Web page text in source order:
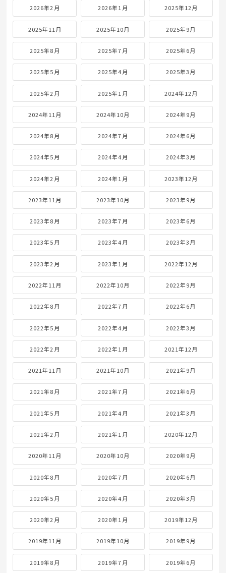
2026年2月 2026年1月 2025年12月
2025年11月 2025年10月 2025年9月
2025年8月 2025年7月 2025年6月
2025年5月 2025年4月 2025年3月
2025年2月 2025年1月 2024年12月
2024年11月 2024年10月 2024年9月
2024年8月 2024年7月 2024年6月
2024年5月 2024年4月 2024年3月
2024年2月 2024年1月 2023年12月
2023年11月 2023年10月 2023年9月
2023年8月 2023年7月 2023年6月
2023年5月 2023年4月 2023年3月
2023年2月 2023年1月 2022年12月
2022年11月 2022年10月 2022年9月
2022年8月 2022年7月 2022年6月
2022年5月 2022年4月 2022年3月
2022年2月 2022年1月 2021年12月
2021年11月 2021年10月 2021年9月
2021年8月 2021年7月 2021年6月
2021年5月 2021年4月 2021年3月
2021年2月 2021年1月 2020年12月
2020年11月 2020年10月 2020年9月
2020年8月 2020年7月 2020年6月
2020年5月 2020年4月 2020年3月
2020年2月 2020年1月 2019年12月
2019年11月 2019年10月 2019年9月
2019年8月 2019年7月 2019年6月